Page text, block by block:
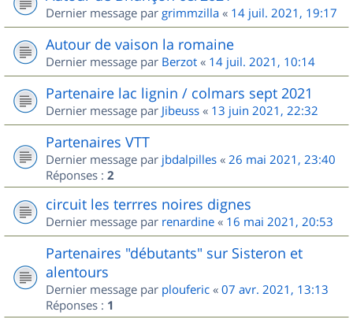
Dernier message par grimmzilla « 14 juil. 2021, 19:17
Autour de vaison la romaine
Dernier message par Berzot « 14 juil. 2021, 10:14
Partenaire lac lignin / colmars sept 2021
Dernier message par Jibeuss « 13 juin 2021, 22:32
Partenaires VTT
Dernier message par jbdalpilles « 26 mai 2021, 23:40
Réponses : 2
circuit les terrres noires dignes
Dernier message par renardine « 16 mai 2021, 20:53
Partenaires "débutants" sur Sisteron et
alentours
Dernier message par plouferic « 07 avr. 2021, 13:13
Réponses : 1